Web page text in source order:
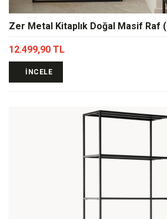
Zer Metal Kitaplık Doğal Masif Raf
12.499,90 TL
İNCELE